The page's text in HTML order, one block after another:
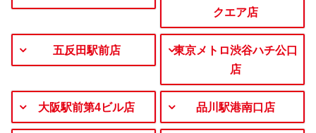
クエア店
五反田駅前店
東京メトロ渋谷ハチ公口
店
大阪駅前第4ビル店 品川駅港南口店